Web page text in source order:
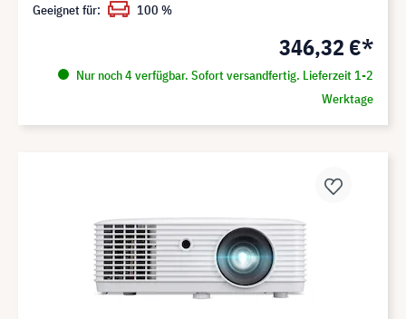
346,32 €*
Nur noch 4 verfügbar. Sofort versandfertig. Lieferzeit 1-2
Werktage
Geeignet für: 100 %